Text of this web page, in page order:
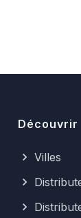
Découvrir
Villes